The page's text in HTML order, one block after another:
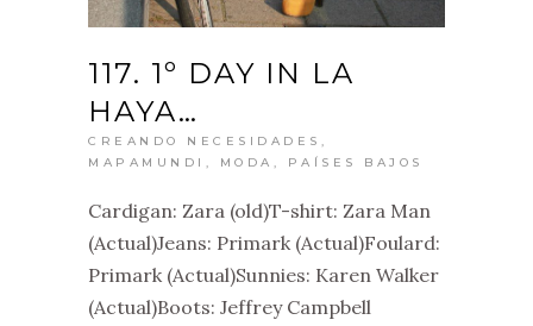
117. 1º DAY IN LA
HAYA…
CREANDO NECESIDADES ,
MAPAMUNDI , MODA , PAÍSES BAJOS
Cardigan: Zara (old)T-shirt: Zara Man
(Actual)Jeans: Primark (Actual)Foulard:
Primark (Actual)Sunnies: Karen Walker
(Actual)Boots: Jeffrey Campbell